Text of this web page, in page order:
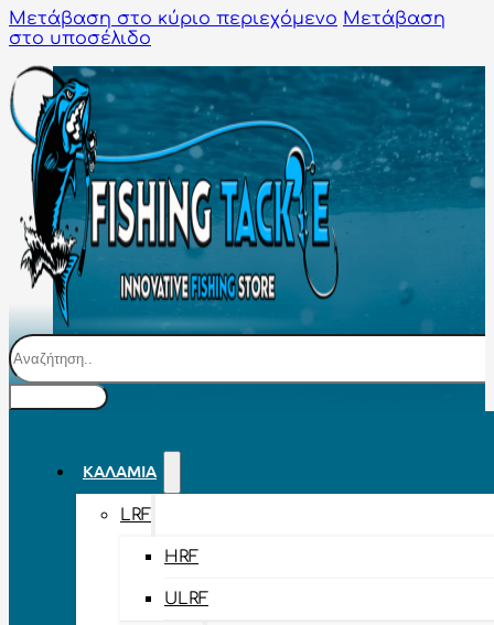
Μετάβαση στο κύριο περιεχόμενο Μετάβαση
στο υποσέλιδο
Αναζήτηση
ΚΑΛΆΜΙΑ
LRF
HRF
ULRF